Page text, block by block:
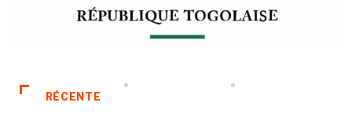
RÉCENTE